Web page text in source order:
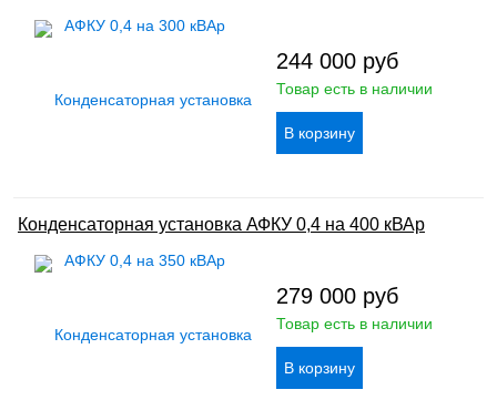
244 000 руб
Товар есть в наличии
Конденсаторная установка АФКУ 0,4 на 400 кВАр
279 000 руб
Товар есть в наличии